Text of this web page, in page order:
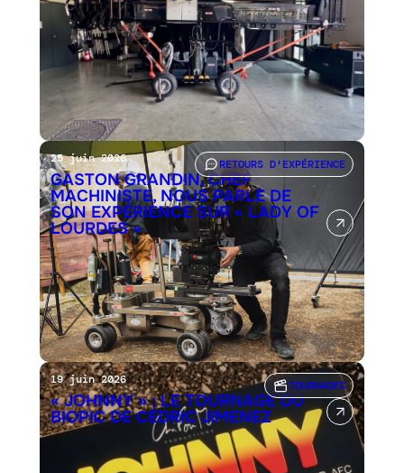
RETOURS D'EXPÉRIENCE
25 juin 2026
GASTON GRANDIN, CHEF
MACHINISTE, NOUS PARLE DE
SON EXPÉRIENCE SUR « LADY OF
LOURDES »
TOURNAGES
19 juin 2026
« JOHNNY » : LE TOURNAGE DU
BIOPIC DE CÉDRIC JIMENEZ